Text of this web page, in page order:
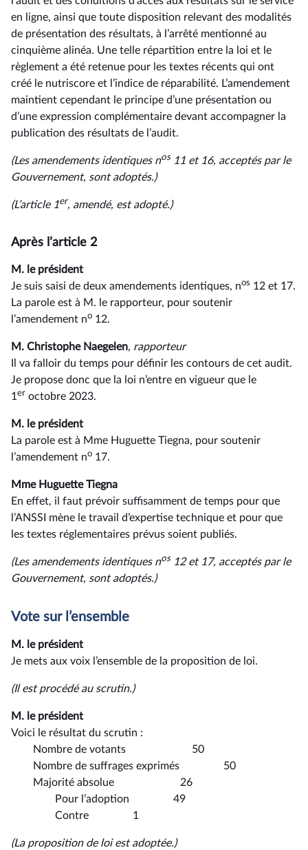
en ligne, ainsi que toute disposition relevant des modalités
de présentation des résultats, à l’arrêté mentionné au
cinquième alinéa. Une telle répartition entre la loi et le
règlement a été retenue pour les textes récents qui ont
créé le nutriscore et l’indice de réparabilité. L’amendement
maintient cependant le principe d’une présentation ou
d’une expression complémentaire devant accompagner la
publication des résultats de l’audit.
(Les amendements identiques nos 11 et 16, acceptés par le
Gouvernement, sont adoptés.)
(L’article 1er, amendé, est adopté.)
Après l’article 2
M. le président
Je suis saisi de deux amendements identiques, nos 12 et 17.
La parole est à M. le rapporteur, pour soutenir
l’amendement no 12.
M. Christophe Naegelen, rapporteur
Il va falloir du temps pour définir les contours de cet audit.
Je propose donc que la loi n’entre en vigueur que le
1 er octobre 2023.
M. le président
La parole est à Mme Huguette Tiegna, pour soutenir
l’amendement no 17.
Mme Huguette Tiegna
En effet, il faut prévoir suffisamment de temps pour que
l’ANSSI mène le travail d’expertise technique et pour que
les textes réglementaires prévus soient publiés.
(Les amendements identiques nos 12 et 17, acceptés par le
Gouvernement, sont adoptés.)
Vote sur l’ensemble
M. le président
Je mets aux voix l’ensemble de la proposition de loi.
(Il est procédé au scrutin.)
M. le président
Voici le résultat du scrutin :
Nombre de votants 50
Nombre de suffrages exprimés 50
Majorité absolue 26
Pour l’adoption 49
Contre 1
(La proposition de loi est adoptée.)